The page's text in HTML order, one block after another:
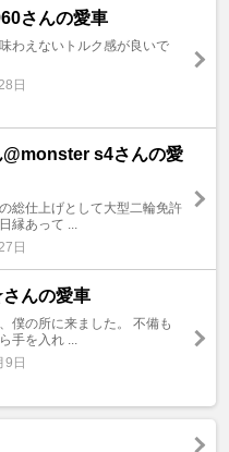
さんの愛車
わえないトルク感が良いで
日
@monster s4さんの愛
総仕上げとして大型二輪免許
縁あって ...
日
んの愛車
僕の所に来ました。 不備も
手を入れ ...
9日